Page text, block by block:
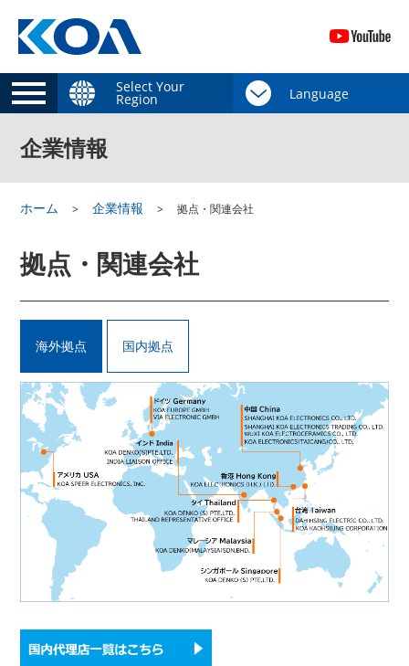
Select Your
Region
企業情報
ホーム 企業情報 拠点・関連会社
拠点・関連会社
海外拠点 国内拠点